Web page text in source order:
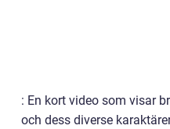
: En kort video som visar
och dess diverse